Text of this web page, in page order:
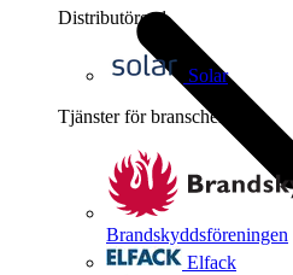
Distributörer 1
Solar
Tjänster för branschen
Brandskyddsföreningen
Elfack